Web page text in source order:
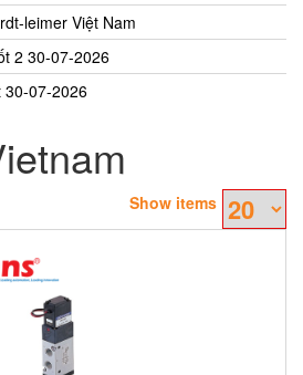
leimer Việt Nam
2 30-07-2026
30-07-2026
Show items